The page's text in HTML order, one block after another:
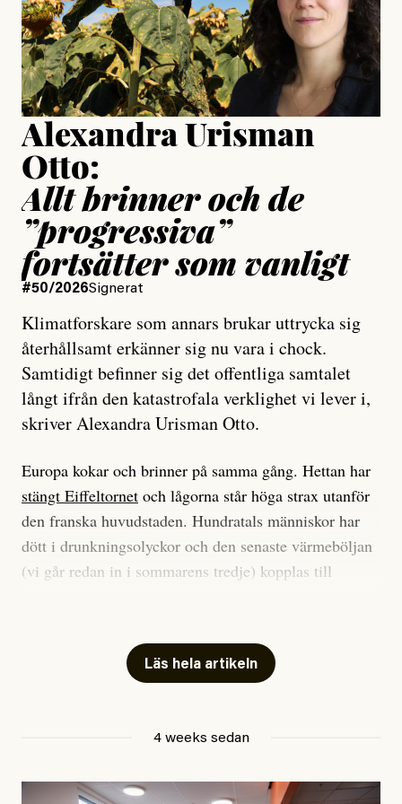
Jesper Lundby
Publicerad15 July, 2026
Uppdaterad15 July, 2026
Alexandra Urisman
Otto:
Allt brinner och de
”progressiva”
fortsätter som vanligt
#50/2026Signerat
Klimatforskare som annars brukar uttrycka sig
återhållsamt erkänner sig nu vara i chock.
Samtidigt befinner sig det offentliga samtalet
långt ifrån den katastrofala verklighet vi lever i,
skriver Alexandra Urisman Otto.
Europa kokar och brinner på samma gång. Hettan har
stängt Eiffeltornet och lågorna står höga strax utanför
den franska huvudstaden. Hundratals människor har
dött i drunkningsolyckor och den senaste värmeböljan
(vi går redan in i sommarens tredje) kopplas till
Har du också panik i hettan? Känns det som en
mardröm? Bra, allt annat vore fullständigt orimligt.
att han brukar vara ganska återhållsam när han
september 2023, när de globala temperaturerna för
Läs hela artikeln
4 weeks sedan